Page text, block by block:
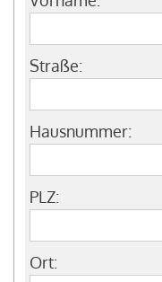
Straße:
Hausnummer:
PLZ:
Ort: